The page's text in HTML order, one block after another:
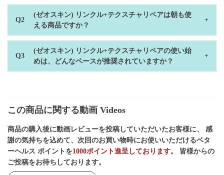
(ゼオスキン) リンクル+テクスチャリペアは朝も使
える商品ですか？
(ゼオスキン) リンクル+テクスチャリペアの使い始
めは、どんなペースが推奨されていますか？
この商品に関する動画 Videos
商品の購入後に動画レビューを投稿していただいたお客様に、 感
謝の気持ちを込めて、次回のお買い物時にお使いいただけるベタ
ーヘルス ポイントを1000ポイント進呈しております。
皆様からの
ご投稿をお待ちしております。